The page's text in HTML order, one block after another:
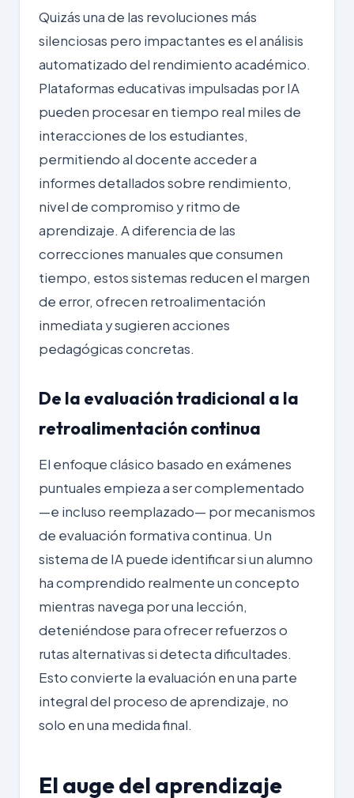
Quizás una de las revoluciones más
silenciosas pero impactantes es el análisis
automatizado del rendimiento académico.
Plataformas educativas impulsadas por IA
pueden procesar en tiempo real miles de
interacciones de los estudiantes,
permitiendo al docente acceder a
informes detallados sobre rendimiento,
nivel de compromiso y ritmo de
aprendizaje. A diferencia de las
correcciones manuales que consumen
tiempo, estos sistemas reducen el margen
de error, ofrecen retroalimentación
inmediata y sugieren acciones
pedagógicas concretas.
De la evaluación tradicional a la
retroalimentación continua
El enfoque clásico basado en exámenes
puntuales empieza a ser complementado
—e incluso reemplazado— por mecanismos
de evaluación formativa continua. Un
sistema de IA puede identificar si un alumno
ha comprendido realmente un concepto
mientras navega por una lección,
deteniéndose para ofrecer refuerzos o
rutas alternativas si detecta dificultades.
Esto convierte la evaluación en una parte
integral del proceso de aprendizaje, no
solo en una medida final.
El auge del aprendizaje